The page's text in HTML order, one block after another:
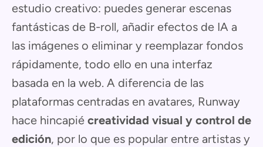
estudio creativo: puedes generar escenas
fantásticas de B-roll, añadir efectos de IA a
las imágenes o eliminar y reemplazar fondos
rápidamente, todo ello en una interfaz
basada en la web. A diferencia de las
plataformas centradas en avatares, Runway
hace hincapié creatividad visual y control de
edición, por lo que es popular entre artistas y